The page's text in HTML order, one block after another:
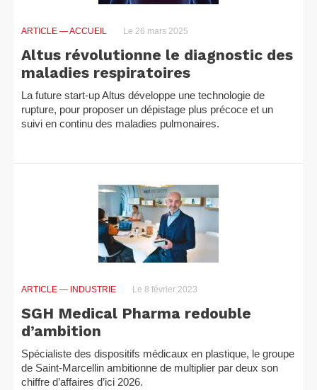
ARTICLE — ACCUEIL Le 26 mars 2025
Altus révolutionne le diagnostic des
maladies respiratoires
La future start-up Altus développe une technologie de
rupture, pour proposer un dépistage plus précoce et un
suivi en continu des maladies pulmonaires.
ARTICLE — INDUSTRIE Le 8 février 2023
SGH Medical Pharma redouble
d’ambition
Spécialiste des dispositifs médicaux en plastique, le groupe
de Saint-Marcellin ambitionne de multiplier par deux son
chiffre d’affaires d’ici 2026.